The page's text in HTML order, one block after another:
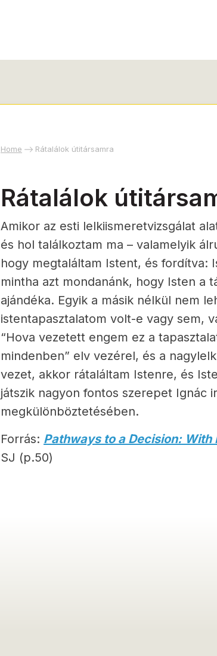
Home Rátalálok útitársamra
Rátalálok
Amikor az esti lelkiismeretvizsgálat
és hol találkoztam ma – valamelyik
hogy megtaláltam Istent, és fordítva:
mintha azt mondanánk, hogy Isten a
ajándéka. Egyik a másik nélkül nem
istentapasztalatom volt-e vagy sem,
“Hova vezetett engem ez a
mindenben” elv vezérel, és a
vezet, akkor rátaláltam Istenre, és
játszik nagyon fontos szerepet Ignác
megkülönböztetésében.
Forrás: Pathways to a Decision: With
SJ (p.50)